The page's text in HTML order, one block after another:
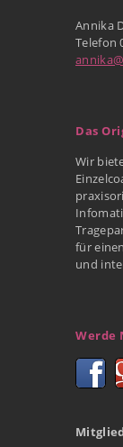
Annika
Telefon
Das
Wir
für
und
Werde